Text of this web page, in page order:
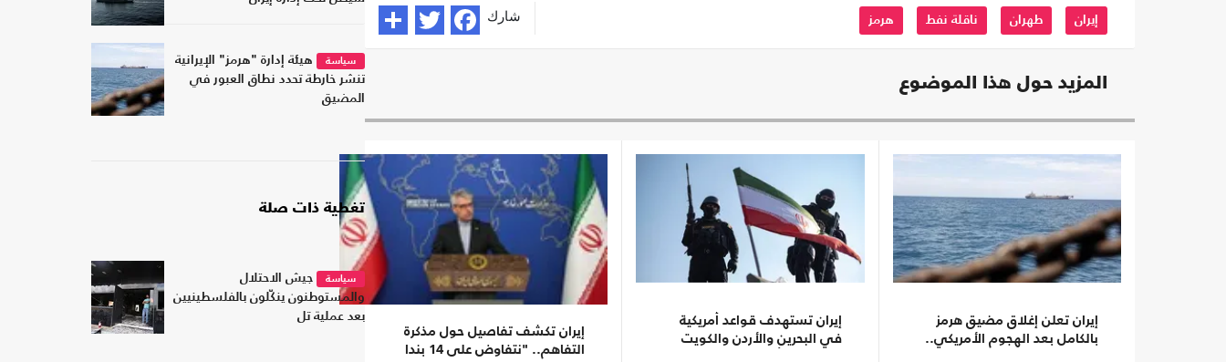
إيران طهران ناقلة نفط هرمز شارك
المزيد حول هذا الموضوع
إيران تعلن إغلاق مضيق هرمز
بالكامل بعد الهجوم الأمريكي..
إيران تستهدف قواعد أمريكية
في البحرين والأردن والكويت
إيران تكشف تفاصيل حول مذكرة
التفاهم.. "نتفاوض على 14 بندا
سياسة
هيئة إدارة "هرمز" الإيرانية
تنشر خارطة تحدد نطاق العبور في
المضيق
تغطية ذات صلة
سياسة
جيش الاحتلال
والمستوطنون ينكّلون بالفلسطينيين
بعد عملية تل